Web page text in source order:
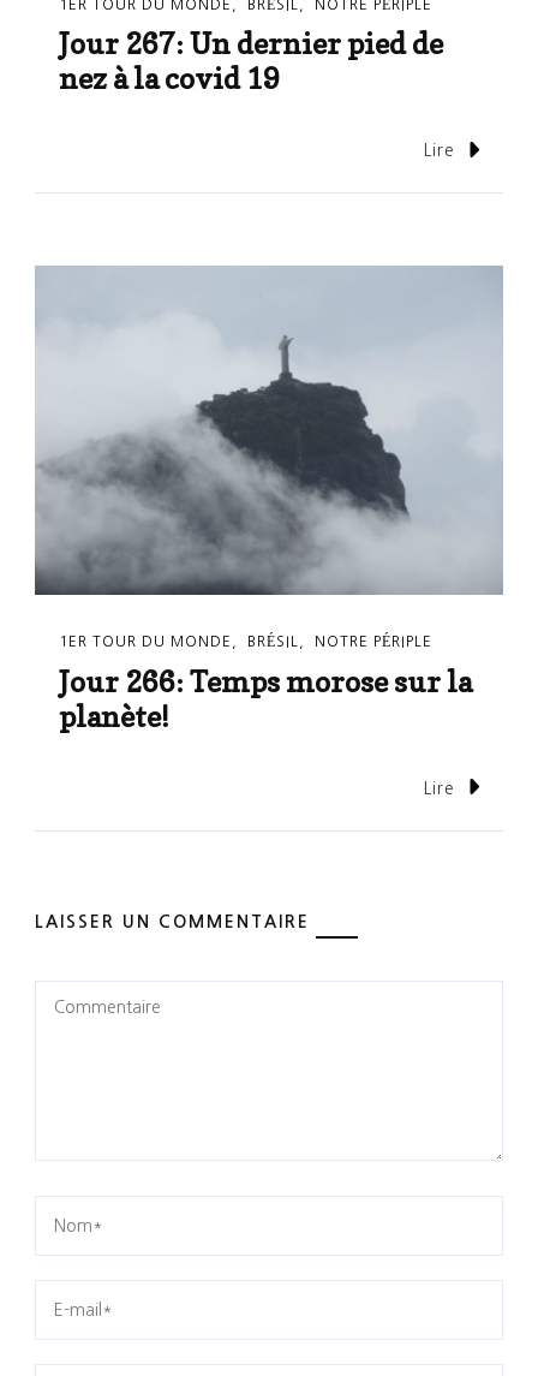
1ER TOUR DU MONDE BRÉSIL NOTRE PÉRIPLE
Jour 267: Un dernier pied de
nez à la covid 19
Lire
1ER TOUR DU MONDE BRÉSIL NOTRE PÉRIPLE
Jour 266: Temps morose sur la
planète!
Lire
LAISSER UN COMMENTAIRE